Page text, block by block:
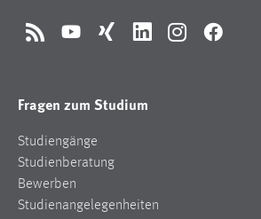
RSS YouTubeXing LinkedInInstagramFacebook
Fragen zum Studium
Studiengänge
Studienberatung
Bewerben
Studienangelegenheiten